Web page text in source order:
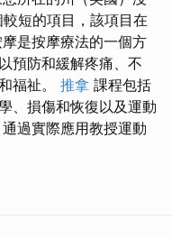
短的項目，該項目在
是按摩療法的一個方
預防和緩解疼痛、不
福祉。 推拿 課程包括
、損傷和恢復以及運動
過實際應用教授運動